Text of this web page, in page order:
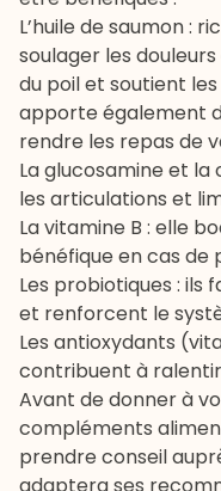
L’huile de saumon:
soulager les
du poil et soutient
apporte également
rendre les repas de
La glucosamine et
les articulations et
La vitamine B : elle
bénéfique en cas de
Les probiotiques : ils
et renforcent le
Les antioxydants
contribuent à
Avant de donner à
compléments
prendre conseil